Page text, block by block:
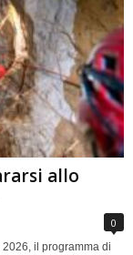
allo
0
il programma di